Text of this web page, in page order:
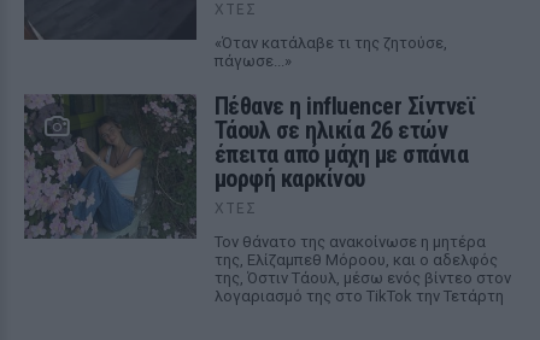
ΧΤΕΣ
«Όταν κατάλαβε τι της ζητούσε,
πάγωσε...»
Πέθανε η influencer Σίντνεϊ
Τάουλ σε ηλικία 26 ετών
έπειτα από μάχη με σπάνια
μορφή καρκίνου
ΧΤΕΣ
Τον θάνατο της ανακοίνωσε η μητέρα
της, Ελίζαμπεθ Μόροου, και ο αδελφός
της, Όστιν Τάουλ, μέσω ενός βίντεο στον
λογαριασμό της στο TikTok την Τετάρτη